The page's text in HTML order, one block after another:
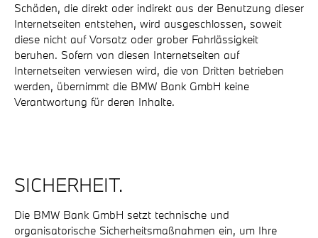
Schäden, die direkt oder indirekt aus der Benutzung dieser
Internetseiten entstehen, wird ausgeschlossen, soweit
diese nicht auf Vorsatz oder grober Fahrlässigkeit
beruhen. Sofern von diesen Internetseiten auf
Internetseiten verwiesen wird, die von Dritten betrieben
werden, übernimmt die BMW Bank GmbH keine
Verantwortung für deren Inhalte.
SICHERHEIT.
Die BMW Bank GmbH setzt technische und
organisatorische Sicherheitsmaßnahmen ein, um Ihre